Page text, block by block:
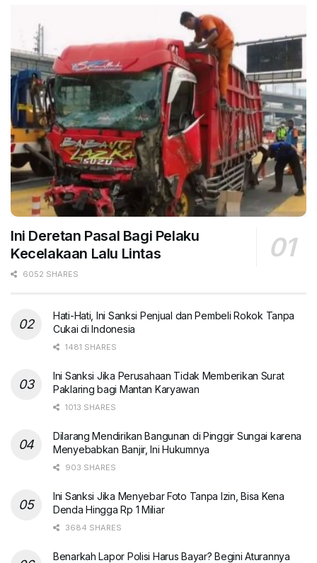
Ini Deretan Pasal Bagi Pelaku
Kecelakaan Lalu Lintas
6052 SHARES
Hati-Hati, Ini Sanksi Penjual dan Pembeli Rokok Tanpa
Cukai di Indonesia
1481 SHARES
Ini Sanksi Jika Perusahaan Tidak Memberikan Surat
Paklaring bagi Mantan Karyawan
1013 SHARES
Dilarang Mendirikan Bangunan di Pinggir Sungai karena
Menyebabkan Banjir, Ini Hukumnya
903 SHARES
Ini Sanksi Jika Menyebar Foto Tanpa Izin, Bisa Kena
Denda Hingga Rp 1 Miliar
3684 SHARES
Benarkah Lapor Polisi Harus Bayar? Begini Aturannya